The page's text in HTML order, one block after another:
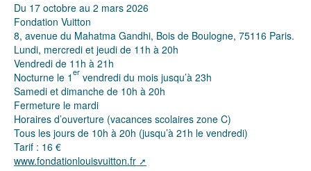
Du 17 octobre au 2 mars 2026
Fondation Vuitton
8, avenue du Mahatma Gandhi, Bois de Boulogne, 75116 Paris.
Lundi, mercredi et jeudi de 11h à 20h
Vendredi de 11h à 21h
Nocturne le 1er vendredi du mois jusqu’à 23h
Samedi et dimanche de 10h à 20h
Fermeture le mardi
Horaires d’ouverture (vacances scolaires zone C)
Tous les jours de 10h à 20h (jusqu’à 21h le vendredi)
Tarif : 16 €
www.fondationlouisvuitton.fr